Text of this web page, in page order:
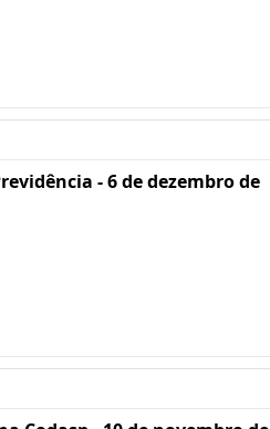
- 6 de dezembro de